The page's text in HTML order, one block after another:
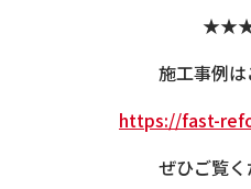
施工事例
https://fast-
ぜひご覧く